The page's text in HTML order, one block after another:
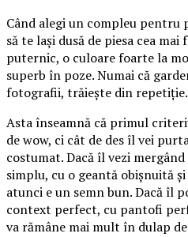
Când alegi un compleu
să te lași dusă de piesa cea
puternic, o culoare foarte la
superb în poze. Numai că
fotografii, trăiește din repetiție.
Asta înseamnă că primul
de wow, ci cât de des îl vei
costumat. Dacă îl vezi
simplu, cu o geantă obișnuită
atunci e un semn bun. Dacă îl
context perfect, cu pantofi
va rămâne mai mult în dulap